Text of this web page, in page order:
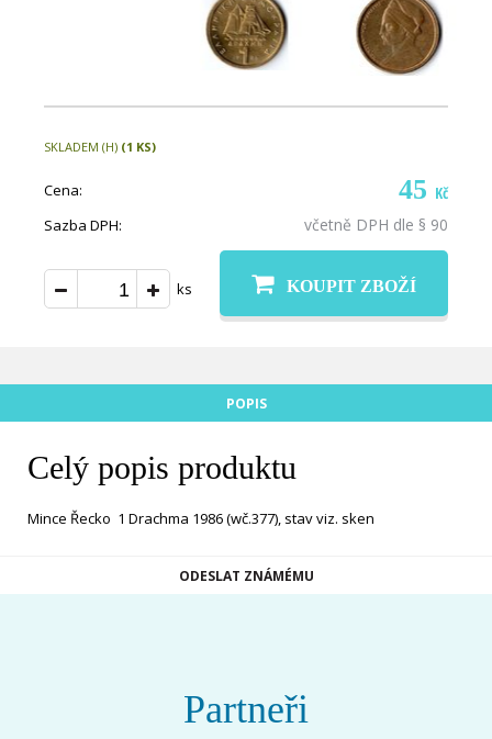
SKLADEM (H) (1 KS)
Cena: 45 Kč
Sazba DPH: včetně DPH dle § 90
ks KOUPIT ZBOŽÍ
POPIS
Celý popis produktu
Mince Řecko 1 Drachma 1986 (wč.377), stav viz. sken
ODESLAT ZNÁMÉMU
Partneři